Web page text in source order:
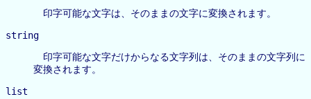
印字可能な文字は、そのままの文字に変換されます。
string
印字可能な文字だけからなる文字列は、そのままの文字列に
変換されます。
list